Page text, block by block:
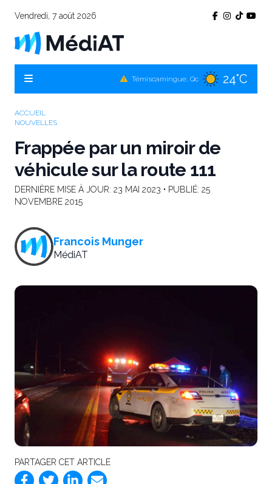
Vendredi, 7 août 2026
La Sarre, Qc 24°C
Amos, Qc
ACCUEIL
NOUVELLES
Frappée par un miroir de
véhicule sur la route 111
DERNIÈRE MISE À JOUR: 23 MAI 2023 • PUBLIÉ: 25
NOVEMBRE 2015
Francois Munger
MédiAT
PARTAGER CET ARTICLE